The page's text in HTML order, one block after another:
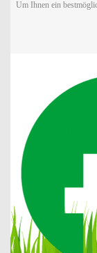
Um Ihnen ein